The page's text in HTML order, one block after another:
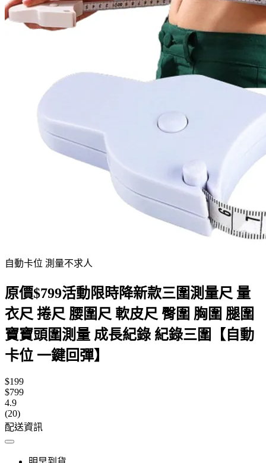
自動卡位 測量不求人
原價$799活動限時降新款三圍測量尺 量
衣尺 捲尺 腰圍尺 軟皮尺 臀圍 胸圍 腿圍
寶寶頭圍測量 成長紀錄 紀錄三圍【自動
卡位 一鍵回彈】
$199
$799
4.9
(20)
配送資訊